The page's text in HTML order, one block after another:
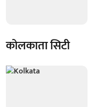
कोलकाता सिटी